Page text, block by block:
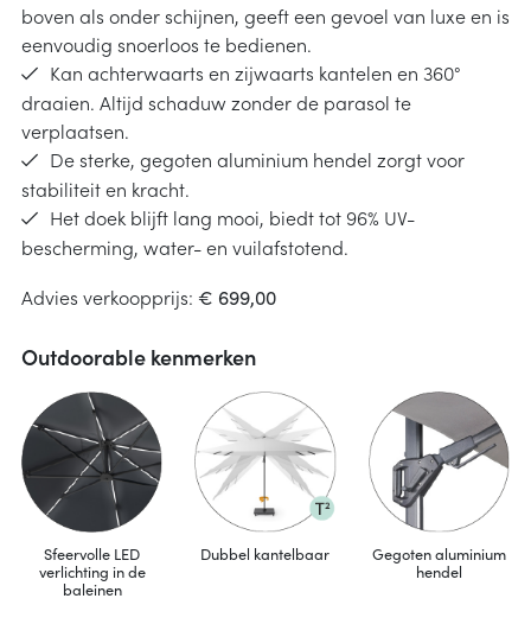
boven als onder schijnen, geeft een gevoel van luxe en is
eenvoudig snoerloos te bedienen.
Kan achterwaarts en zijwaarts kantelen en 360°
draaien. Altijd schaduw zonder de parasol te
verplaatsen.
De sterke, gegoten aluminium hendel zorgt voor
stabiliteit en kracht.
Het doek blijft lang mooi, biedt tot 96% UV-
bescherming, water- en vuilafstotend.
Advies verkoopprijs: € 699,00
Outdoorable kenmerken
Sfeervolle LED
verlichting in de
baleinen
Dubbel kantelbaar
Gegoten aluminium
hendel